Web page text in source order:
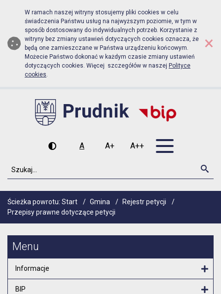
Biuletyn Informacji Publicznej
Przejdź do menu głównego
Przejdź do głównej zawartości
W ramach naszej witryny stosujemy pliki cookies w celu
świadczenia Państwu usług na najwyższym poziomie, w tym w
sposób dostosowany do indywidualnych potrzeb. Korzystanie z
witryny bez zmiany ustawień dotyczących cookies oznacza, że
będą one zamieszczane w Państwa urządzeniu końcowym.
Możecie Państwo dokonać w każdym czasie zmiany ustawień
dotyczących cookies. Więcej szczegółów w naszej Polityce
cookies.
×
Wysoki kontrast
A
Czcionka domyślna
A+
Czcionka średnia
A++
Czcionka duża
Szukaj
Ścieżka powrotu: Start / Gmina / Rejestr petycji
/
Przepisy prawne dotyczące petycji
Menu
Informacje
BIP